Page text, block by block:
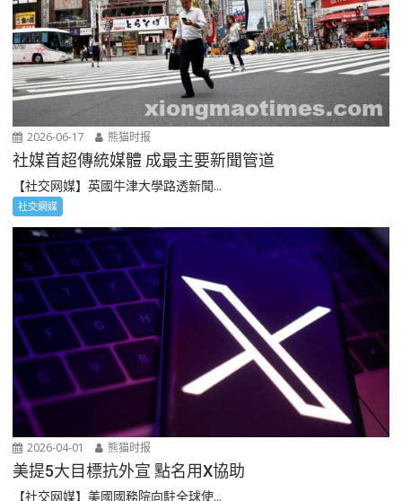
2026-06-17 熊猫时报
社媒首超傳統媒體 成最主要新聞管道
【社交网媒】英國牛津大學路透新聞...
社交網媒
2026-04-01 熊猫时报
美提5大目標抗外宣 點名用X協助
【社交网媒】美國國務院向駐全球使...